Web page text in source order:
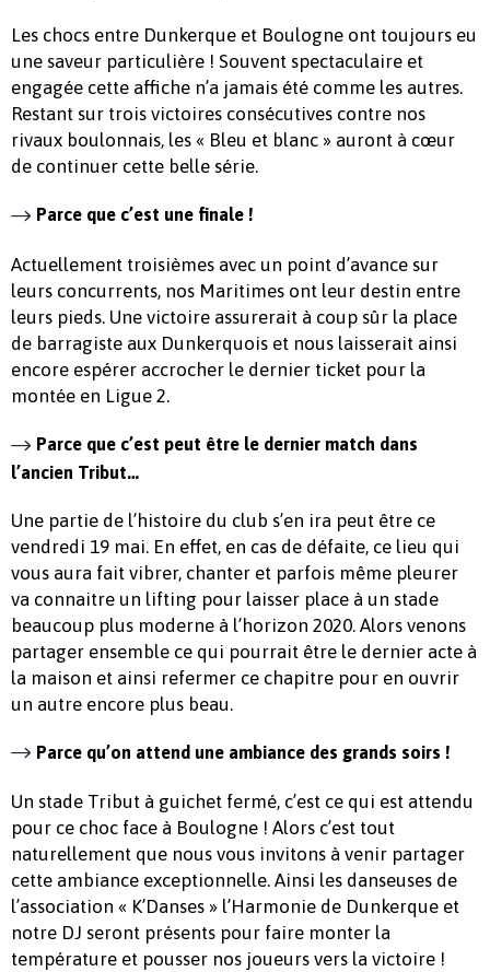
Les chocs entre Dunkerque et Boulogne ont toujours eu
une saveur particulière ! Souvent spectaculaire et
engagée cette affiche n’a jamais été comme les autres.
Restant sur trois victoires consécutives contre nos
rivaux boulonnais, les « Bleu et blanc » auront à cœur
de continuer cette belle série.
Parce que c’est une finale !
Actuellement troisièmes avec un point d’avance sur
leurs concurrents, nos Maritimes ont leur destin entre
leurs pieds. Une victoire assurerait à coup sûr la place
de barragiste aux Dunkerquois et nous laisserait ainsi
encore espérer accrocher le dernier ticket pour la
montée en Ligue 2.
Parce que c’est peut être le dernier match dans
l’ancien Tribut…
Une partie de l’histoire du club s’en ira peut être ce
vendredi 19 mai. En effet, en cas de défaite, ce lieu qui
vous aura fait vibrer, chanter et parfois même pleurer
va connaitre un lifting pour laisser place à un stade
beaucoup plus moderne à l’horizon 2020. Alors venons
partager ensemble ce qui pourrait être le dernier acte à
la maison et ainsi refermer ce chapitre pour en ouvrir
un autre encore plus beau.
Parce qu’on attend une ambiance des grands soirs !
Un stade Tribut à guichet fermé, c’est ce qui est attendu
pour ce choc face à Boulogne ! Alors c’est tout
naturellement que nous vous invitons à venir partager
cette ambiance exceptionnelle. Ainsi les danseuses de
l’association « K’Danses » l’Harmonie de Dunkerque et
notre DJ seront présents pour faire monter la
température et pousser nos joueurs vers la victoire !